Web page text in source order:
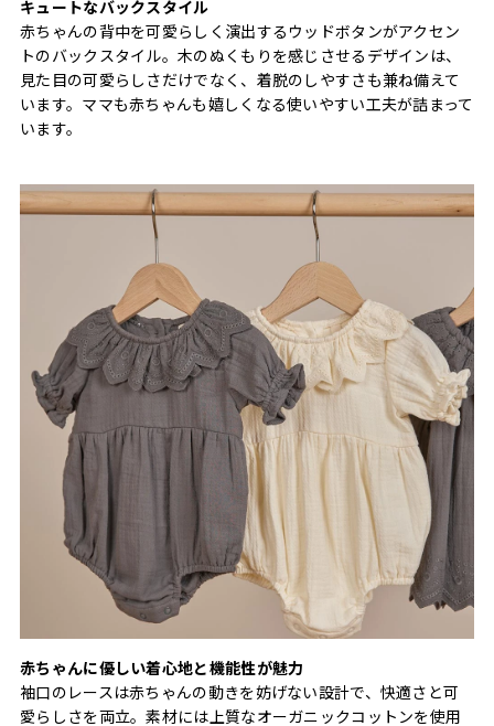
キュートなバックスタイル
赤ちゃんの背中を可愛らしく演出するウッドボタンがアクセン
トのバックスタイル。木のぬくもりを感じさせるデザインは、
見た目の可愛らしさだけでなく、着脱のしやすさも兼ね備えて
います。ママも赤ちゃんも嬉しくなる使いやすい工夫が詰まって
います。
赤ちゃんに優しい着心地と機能性が魅力
袖口のレースは赤ちゃんの動きを妨げない設計で、快適さと可
愛らしさを両立。素材には上質なオーガニックコットンを使用